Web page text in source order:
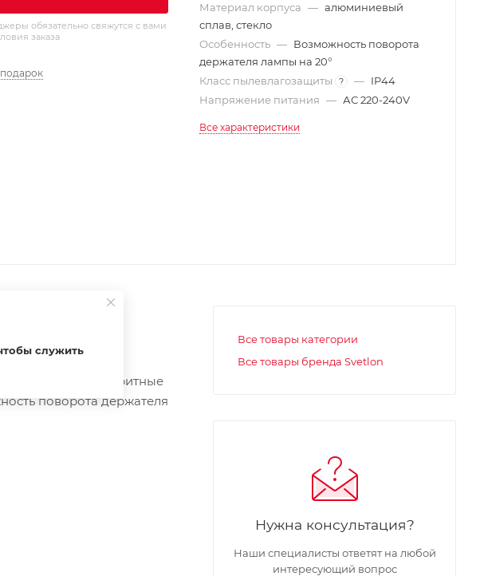
обязательно свяжутся с вами
заказа
Материал корпуса — алюминиевый
сплав, стекло
Особенность — Возможность поворота
держателя лампы на 20°
Класс пылевлагозащиты
? — IP44
Напряжение питания — АС 220-240V
Все характеристики
GU-10. Габаритные
поворота держателя
Все товары категории
Все товары бренда Svetlon
Нужна консультация?
Наши специалисты ответят на любой
интересующий вопрос
служить